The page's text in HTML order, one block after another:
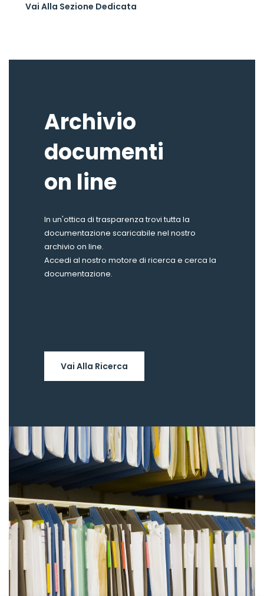
Vai Alla Sezione Dedicata
Archivio
documenti
on line
In un'ottica di trasparenza trovi tutta la
documentazione scaricabile nel nostro
archivio on line.
Accedi al nostro motore di ricerca e cerca la
documentazione.
Vai Alla Ricerca